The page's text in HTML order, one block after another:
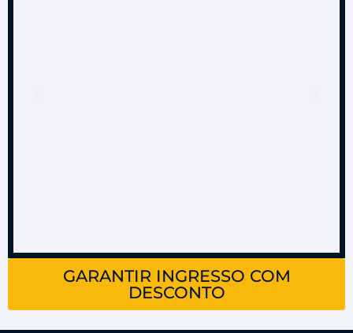
GARANTIR INGRESSO COM
DESCONTO